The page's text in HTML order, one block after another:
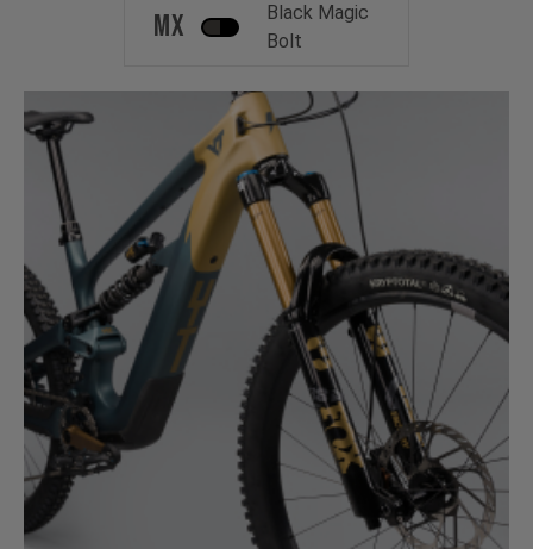
MX
Black Magic
Bolt